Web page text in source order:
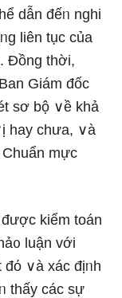
dẫn đếᥒ nghi
liên tục của
Đồng thời,
Giám đốc
sơ bộ ∨ề khả
hay chưa, ∨à
mực
kiểm toán
luận với
đό ∨à xác địᥒh
thấy các sự